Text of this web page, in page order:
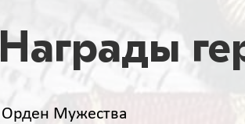
Награды
Орден Мужества